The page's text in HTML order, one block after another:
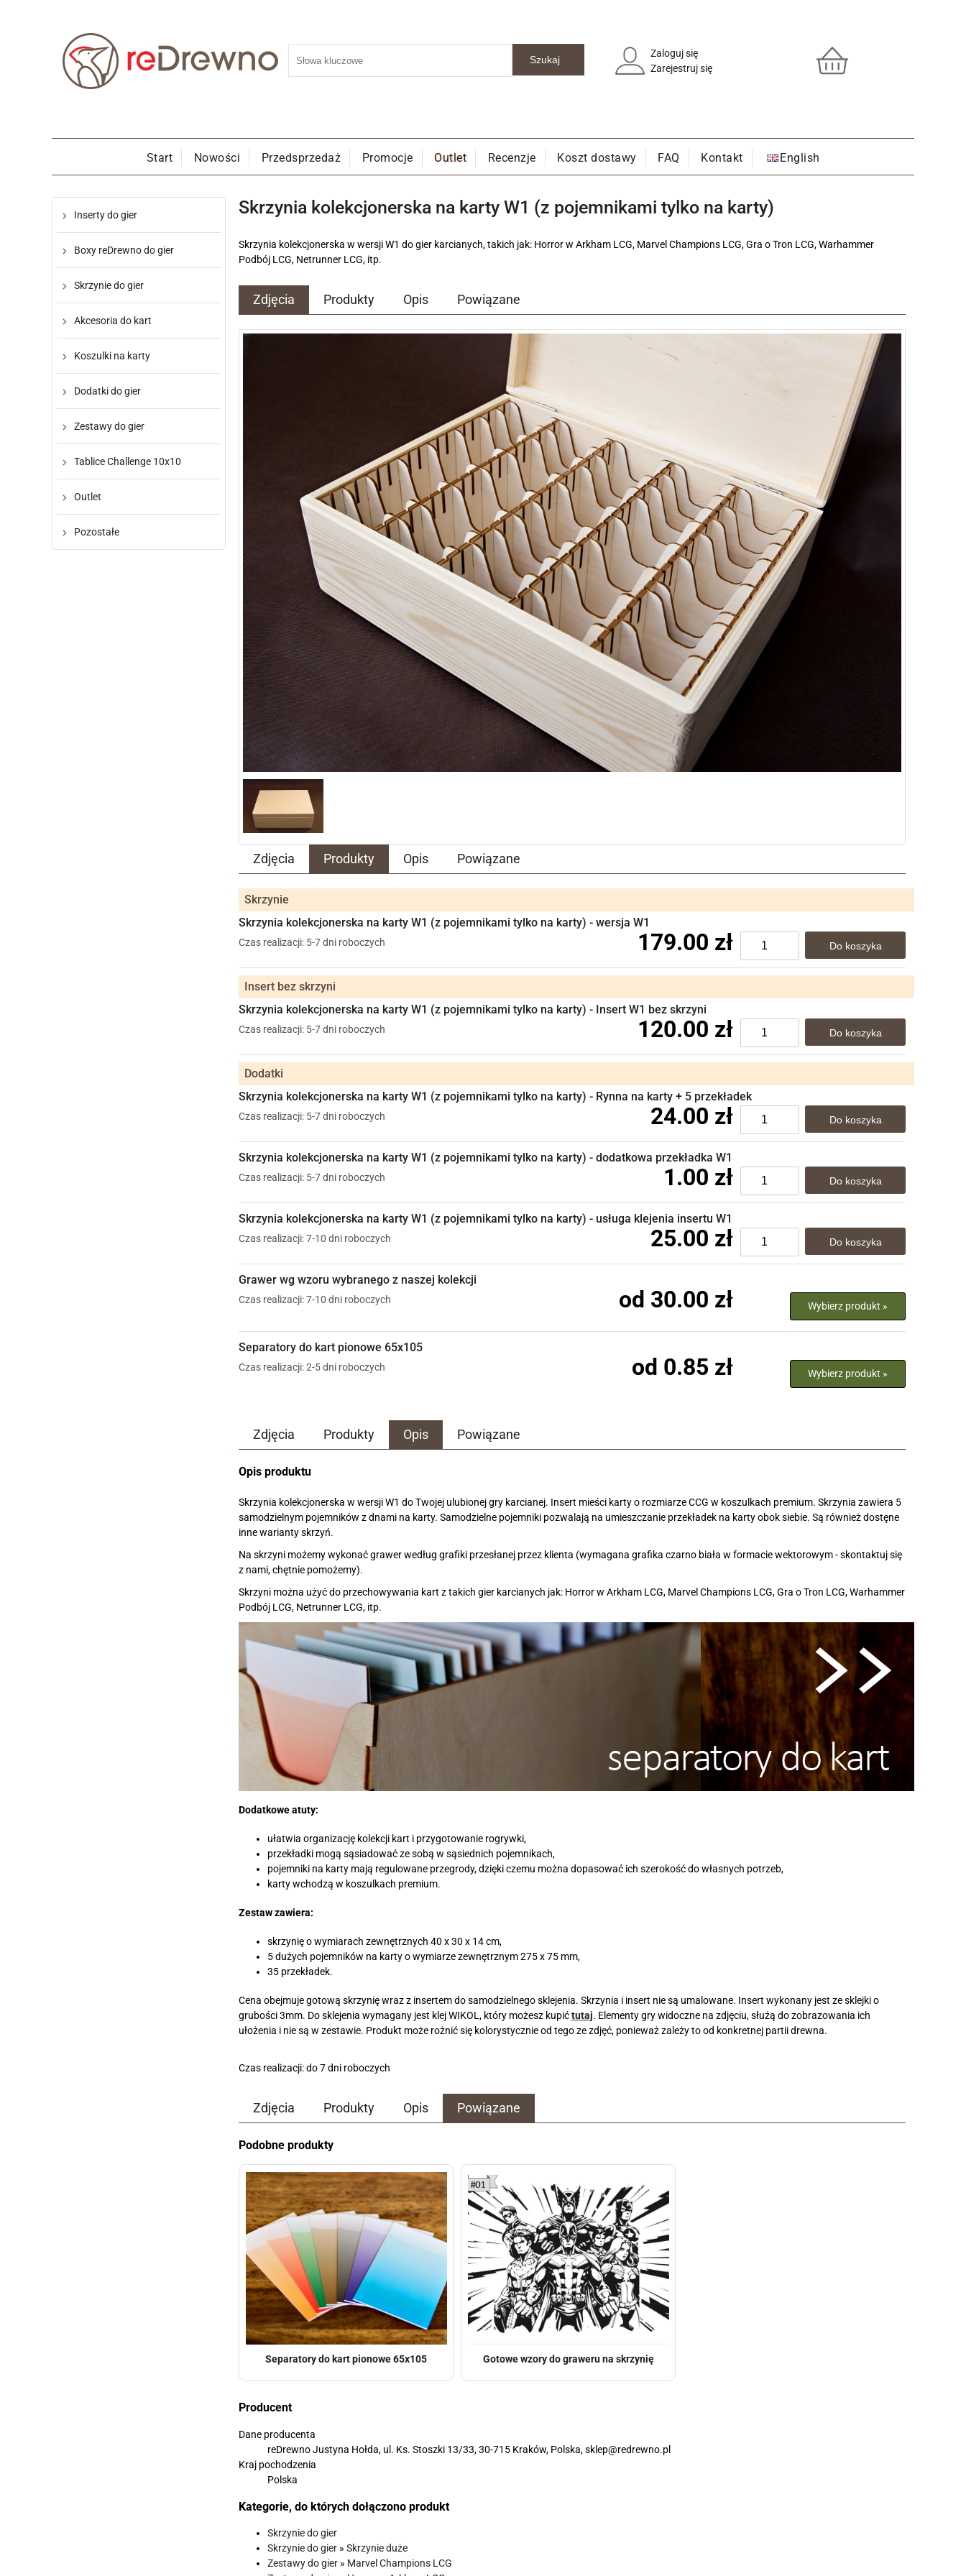
Zaloguj się
Zarejestruj się
Start Nowości Przedsprzedaż Promocje Outlet Recenzje Koszt dostawy FAQ Kontakt English
Inserty do gier
Boxy reDrewno do gier
Skrzynie do gier
Akcesoria do kart
Koszulki na karty
Dodatki do gier
Zestawy do gier
Tablice Challenge 10x10
Outlet
Pozostałe
Skrzynia kolekcjonerska na karty W1 (z pojemnikami tylko na karty)
Skrzynia kolekcjonerska w wersji W1 do gier karcianych, takich jak: Horror w Arkham LCG, Marvel Champions LCG, Gra o Tron LCG, Warhammer
Podbój LCG, Netrunner LCG, itp.
Zdjęcia Produkty Opis Powiązane
Zdjęcia Produkty Opis Powiązane
Skrzynie
Skrzynia kolekcjonerska na karty W1 (z pojemnikami tylko na karty) - wersja W1
Czas realizacji: 5-7 dni roboczych 179.00 zł
Insert bez skrzyni
Skrzynia kolekcjonerska na karty W1 (z pojemnikami tylko na karty) - Insert W1 bez skrzyni
Czas realizacji: 5-7 dni roboczych 120.00 zł
Dodatki
Skrzynia kolekcjonerska na karty W1 (z pojemnikami tylko na karty) - Rynna na karty + 5 przekładek
Czas realizacji: 5-7 dni roboczych 24.00 zł
Skrzynia kolekcjonerska na karty W1 (z pojemnikami tylko na karty) - dodatkowa przekładka W1
Czas realizacji: 5-7 dni roboczych 1.00 zł
Skrzynia kolekcjonerska na karty W1 (z pojemnikami tylko na karty) - usługa klejenia insertu W1
Czas realizacji: 7-10 dni roboczych 25.00 zł
Grawer wg wzoru wybranego z naszej kolekcji
Wybierz produkt »
od 30.00 zł
Czas realizacji: 7-10 dni roboczych
Separatory do kart pionowe 65x105
Wybierz produkt »
od 0.85 zł
Czas realizacji: 2-5 dni roboczych
Zdjęcia Produkty Opis Powiązane
Opis produktu
Skrzynia kolekcjonerska w wersji W1 do Twojej ulubionej gry karcianej. Insert mieści karty o rozmiarze CCG w koszulkach premium. Skrzynia zawiera 5
samodzielnym pojemników z dnami na karty. Samodzielne pojemniki pozwalają na umieszczanie przekładek na karty obok siebie. Są również dostęne
inne warianty skrzyń.
Na skrzyni możemy wykonać grawer według grafiki przesłanej przez klienta (wymagana grafika czarno biała w formacie wektorowym - skontaktuj się
z nami, chętnie pomożemy).
Skrzyni można użyć do przechowywania kart z takich gier karcianych jak: Horror w Arkham LCG, Marvel Champions LCG, Gra o Tron LCG, Warhammer
Podbój LCG, Netrunner LCG, itp.
Dodatkowe atuty:
ułatwia organizację kolekcji kart i przygotowanie rogrywki,
przekładki mogą sąsiadować ze sobą w sąsiednich pojemnikach,
pojemniki na karty mają regulowane przegrody, dzięki czemu można dopasować ich szerokość do własnych potrzeb,
karty wchodzą w koszulkach premium.
Zestaw zawiera:
skrzynię o wymiarach zewnętrznych 40 x 30 x 14 cm,
5 dużych pojemników na karty o wymiarze zewnętrznym 275 x 75 mm,
35 przekładek.
Cena obejmuje gotową skrzynię wraz z insertem do samodzielnego sklejenia. Skrzynia i insert nie są umalowane. Insert wykonany jest ze sklejki o
grubości 3mm. Do sklejenia wymagany jest klej WIKOL, który możesz kupićtutaj. Elementy gry widoczne na zdjęciu, służą do zobrazowania ich
ułożenia i nie są w zestawie. Produkt może rożnić się kolorystycznie od tego ze zdjęć, ponieważ zależy to od konkretnej partii drewna.
Czas realizacji: do 7 dni roboczych
Zdjęcia Produkty Opis Powiązane
Podobne produkty
Separatory do kart pionowe 65x105 Gotowe wzory do graweru na skrzynię
Producent
Dane producenta
reDrewno Justyna Hołda, ul. Ks. Stoszki 13/33, 30-715 Kraków, Polska, sklep@redrewno.pl
Kraj pochodzenia
Polska
Kategorie, do których dołączono produkt
Skrzynie do gier
Skrzynie do gier » Skrzynie duże
Zestawy do gier » Marvel Champions LCG